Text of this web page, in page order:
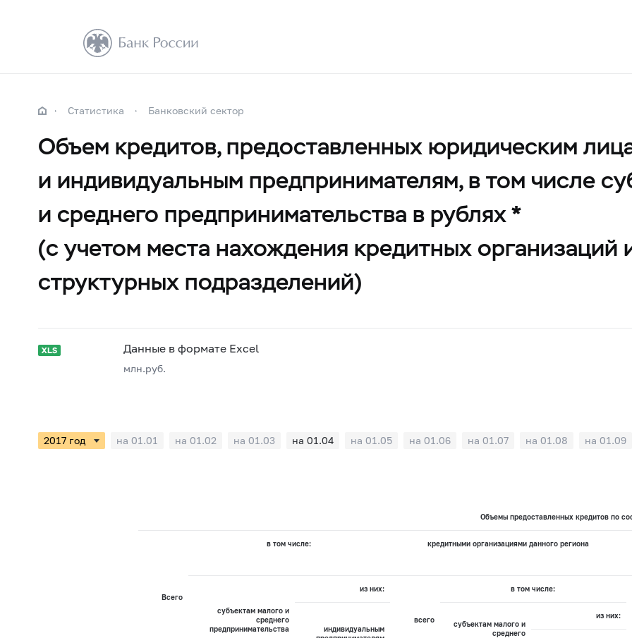
Статистика Банковский сектор
Объем кредитов, предоставленных юридическим
и индивидуальным предпринимателям, в том числе
и среднего предпринимательства в рублях *
(с учетом места нахождения кредитных организаций
структурных подразделений)
Данные в формате Excel
млн.руб.
на 01.01 на 01.02 на 01.03 на 01.04 на 01.05 на 01.06 на 01.07 на 01.08 на 01.09
Объемы предоставленных кредитов по
Всего
в том числе: кредитными организациями данного региона
субъектам малого и
среднего
предпринимательства
из них:
всего
в том числе:
индивидуальным
субъектам малого и
среднего
из них: